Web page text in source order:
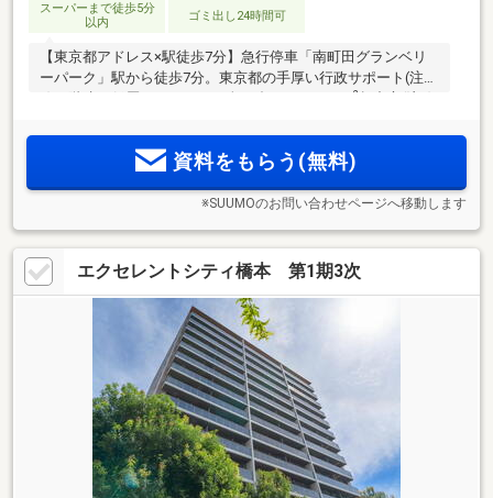
スーパーまで徒歩5分
以内
ゴミ出し24時間可
【東京都アドレス×駅徒歩7分】急行停車「南町田グランベリ
ーパーク」駅から徒歩7分。東京都の手厚い行政サポート(注
2
に対応できる集会室付き。ZEH-M Oriented認定取得済み
資料をもらう(無料)
※SUUMOのお問い合わせページへ移動します
エクセレントシティ橋本 第1期3次